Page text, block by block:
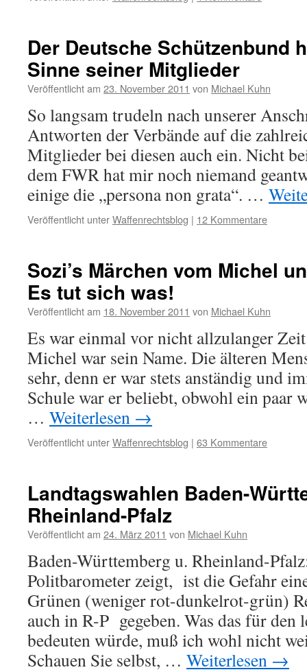
Der Deutsche Schützenbund
Sinne seiner Mitglieder
Veröffentlicht am 23. November 2011 von Michael Kuhn
So langsam trudeln nach unserer
Antworten der Verbände auf die
Mitglieder bei diesen auch ein. Nicht
dem FWR hat mir noch niemand
einige die „persona non grata“. …
Veröffentlicht unterWaffenrechtsblog | 12 Kommentare
Sozi’s Märchen vom Michel
Es tut sich was!
Veröffentlicht am 18. November 2011 von Michael Kuhn
Es war einmal vor nicht allzulanger
Michel war sein Name. Die älteren
sehr, denn er war stets anständig und
Schule war er beliebt, obwohl ein paar
… Weiterlesen →
Veröffentlicht unterWaffenrechtsblog | 63 Kommentare
Landtagswahlen Baden-
Rheinland-Pfalz
Veröffentlicht am 24. März 2011 von Michael Kuhn
Baden-Württemberg u. Rheinland-
Politbarometer zeigt, ist die Gefahr
Grünen (weniger rot-dunkelrot-grün)
auch in R-P gegeben. Was das für den
bedeuten würde, muß ich wohl nicht
Schauen Sie selbst, … Weiterlesen →